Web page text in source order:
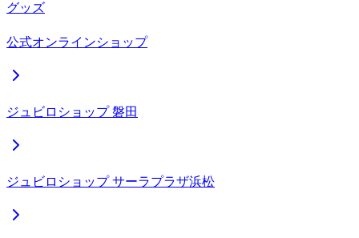
グッズ
公式オンラインショップ
ジュビロショップ 磐田
ジュビロショップ サーラプラザ浜松